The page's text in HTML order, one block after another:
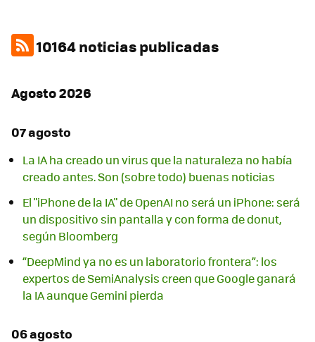
10164 noticias publicadas
Agosto 2026
07 agosto
La IA ha creado un virus que la naturaleza no había
creado antes. Son (sobre todo) buenas noticias
El "iPhone de la IA" de OpenAI no será un iPhone: será
un dispositivo sin pantalla y con forma de donut,
según Bloomberg
“DeepMind ya no es un laboratorio frontera”: los
expertos de SemiAnalysis creen que Google ganará
la IA aunque Gemini pierda
06 agosto